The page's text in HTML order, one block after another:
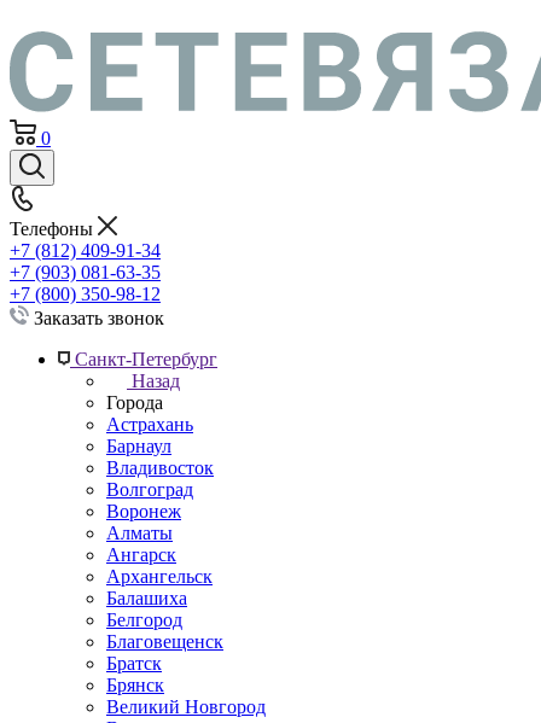
0
Телефоны
+7 (812) 409-91-34
+7 (903) 081-63-35
+7 (800) 350-98-12
Заказать звонок
Санкт-Петербург
Назад
Города
Астрахань
Барнаул
Владивосток
Волгоград
Воронеж
Алматы
Ангарск
Архангельск
Балашиха
Белгород
Благовещенск
Братск
Брянск
Великий Новгород